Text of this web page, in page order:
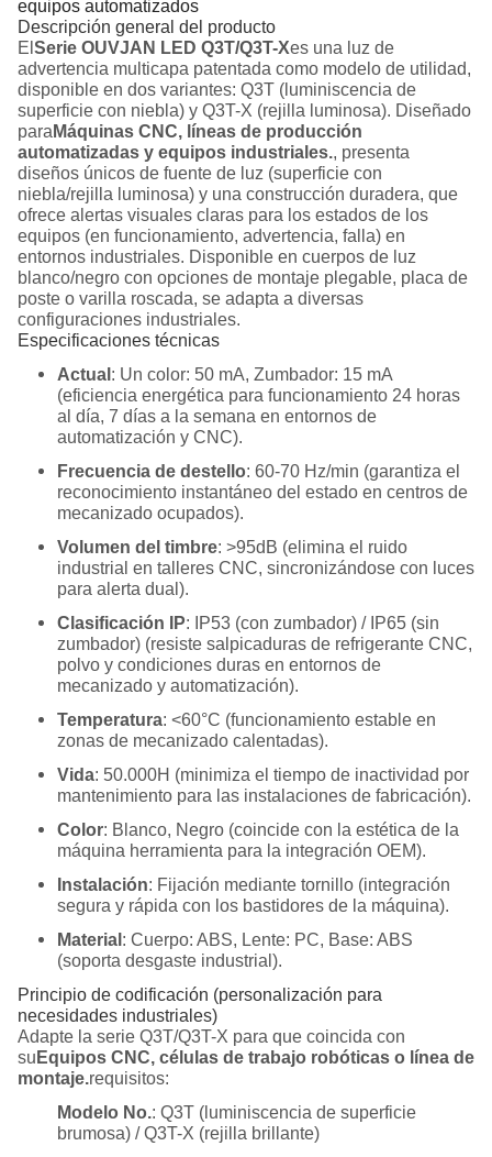
equipos automatizados
Descripción general del producto
ElSerie OUVJAN LED Q3T/Q3T-Xes una luz de
advertencia multicapa patentada como modelo de utilidad,
disponible en dos variantes: Q3T (luminiscencia de
superficie con niebla) y Q3T-X (rejilla luminosa). Diseñado
paraMáquinas CNC, líneas de producción
automatizadas y equipos industriales., presenta
diseños únicos de fuente de luz (superficie con
niebla/rejilla luminosa) y una construcción duradera, que
ofrece alertas visuales claras para los estados de los
equipos (en funcionamiento, advertencia, falla) en
entornos industriales. Disponible en cuerpos de luz
blanco/negro con opciones de montaje plegable, placa de
poste o varilla roscada, se adapta a diversas
configuraciones industriales.
Especificaciones técnicas
Actual: Un color: 50 mA, Zumbador: 15 mA
(eficiencia energética para funcionamiento 24 horas
al día, 7 días a la semana en entornos de
automatización y CNC).
Frecuencia de destello: 60-70 Hz/min (garantiza el
reconocimiento instantáneo del estado en centros de
mecanizado ocupados).
Volumen del timbre: >95dB (elimina el ruido
industrial en talleres CNC, sincronizándose con luces
para alerta dual).
Clasificación IP: IP53 (con zumbador) / IP65 (sin
zumbador) (resiste salpicaduras de refrigerante CNC,
polvo y condiciones duras en entornos de
mecanizado y automatización).
Temperatura: <60°C (funcionamiento estable en
zonas de mecanizado calentadas).
Vida: 50.000H (minimiza el tiempo de inactividad por
mantenimiento para las instalaciones de fabricación).
Color: Blanco, Negro (coincide con la estética de la
máquina herramienta para la integración OEM).
Instalación: Fijación mediante tornillo (integración
segura y rápida con los bastidores de la máquina).
Material: Cuerpo: ABS, Lente: PC, Base: ABS
(soporta desgaste industrial).
Principio de codificación (personalización para
necesidades industriales)
Adapte la serie Q3T/Q3T-X para que coincida con
suEquipos CNC, células de trabajo robóticas o línea de
montaje.requisitos:
Modelo No.: Q3T (luminiscencia de superficie
brumosa) / Q3T-X (rejilla brillante)